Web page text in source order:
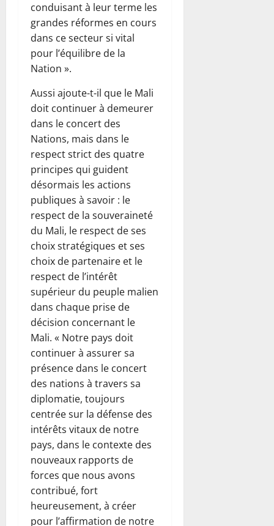
conduisant à leur terme les
grandes réformes en cours
dans ce secteur si vital
pour l’équilibre de la
Nation ».
Aussi ajoute-t-il que le Mali
doit continuer à demeurer
dans le concert des
Nations, mais dans le
respect strict des quatre
principes qui guident
désormais les actions
publiques à savoir : le
respect de la souveraineté
du Mali, le respect de ses
choix stratégiques et ses
choix de partenaire et le
respect de l’intérêt
supérieur du peuple malien
dans chaque prise de
décision concernant le
Mali. « Notre pays doit
continuer à assurer sa
présence dans le concert
des nations à travers sa
diplomatie, toujours
centrée sur la défense des
intérêts vitaux de notre
pays, dans le contexte des
nouveaux rapports de
forces que nous avons
contribué, fort
heureusement, à créer
pour l’affirmation de notre